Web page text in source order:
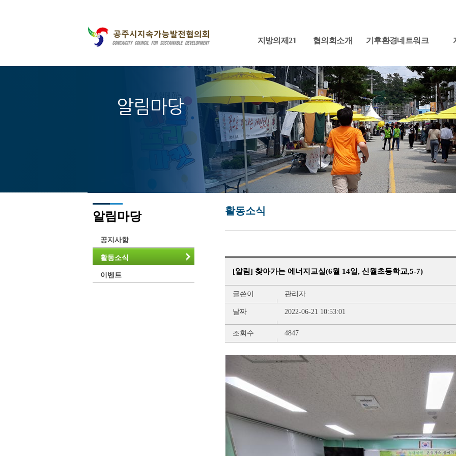
지방의제21 협의회소개 기후환경네트워크
알림마당
공지사항
활동소식
이벤트
활동소식
[알림] 찾아가는 에너지교실(6월 14일, 신월초등학교,5-7)
글쓴이 관리자
날짜 2022-06-21 10:53:01
조회수 4847